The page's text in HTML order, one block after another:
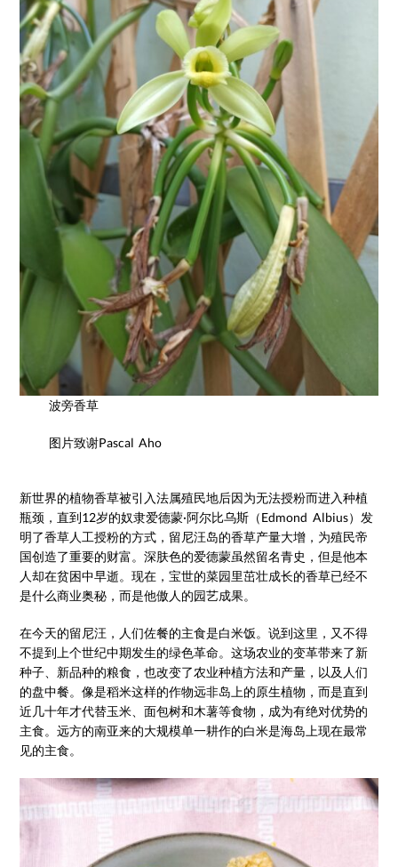
波旁香草
图片致谢Pascal Aho
新世界的植物香草被引入法属殖民地后因为无法授粉而进入种植
瓶颈，直到12岁的奴隶爱德蒙·阿尔比乌斯（Edmond Albius）发
明了香草人工授粉的方式，留尼汪岛的香草产量大增，为殖民帝
国创造了重要的财富。深肤色的爱德蒙虽然留名青史，但是他本
人却在贫困中早逝。现在，宝世的菜园里茁壮成长的香草已经不
是什么商业奥秘，而是他傲人的园艺成果。
在今天的留尼汪，人们佐餐的主食是白米饭。说到这里，又不得
不提到上个世纪中期发生的绿色革命。这场农业的变革带来了新
种子、新品种的粮食，也改变了农业种植方法和产量，以及人们
的盘中餐。像是稻米这样的作物远非岛上的原生植物，而是直到
近几十年才代替玉米、面包树和木薯等食物，成为有绝对优势的
主食。远方的南亚来的大规模单一耕作的白米是海岛上现在最常
见的主食。